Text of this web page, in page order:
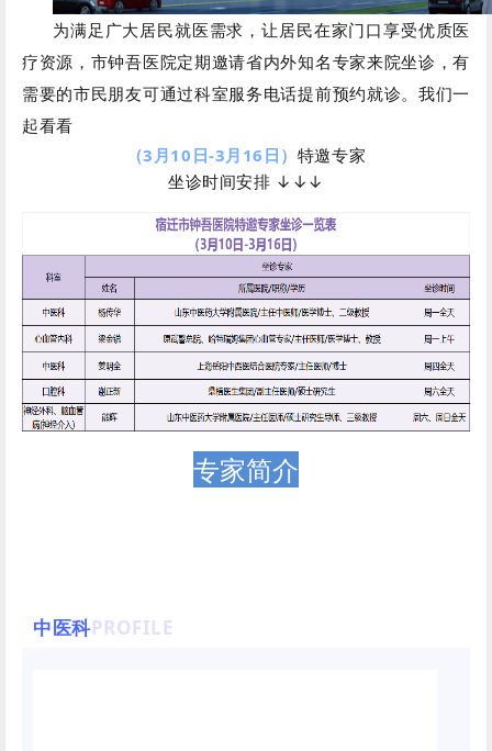
为满足广大居民就医需求，让居民在家门口享受优质医
疗资源，市钟吾医院定期邀请省内外知名专家来院坐诊，有
需要的市民朋友可通过科室服务电话提前预约就诊。我们一
起看看
（3月10日-3月16日） 特邀专家
坐诊时间安排 ↓↓↓
专家简介
中医科PROFILE